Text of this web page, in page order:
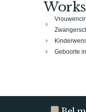
Geboorte